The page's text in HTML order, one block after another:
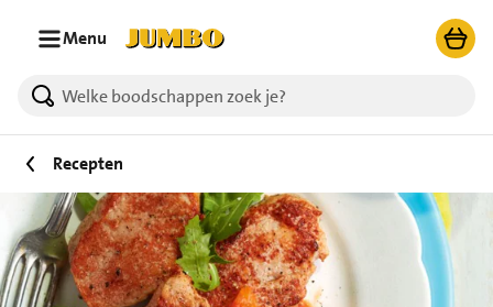
Menu
Recepten